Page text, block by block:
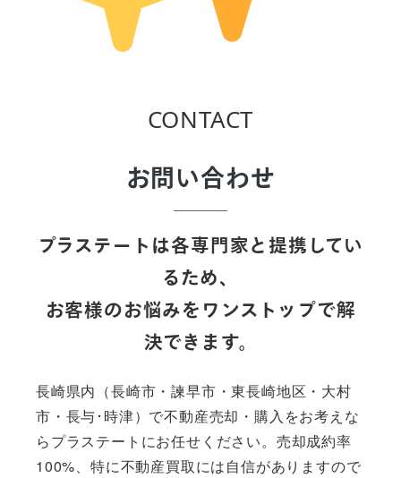
CONTACT
お問い合わせ
プラステートは各専門家と提携してい
るため、
お客様のお悩みをワンストップで解
決できます。
長崎県内（長崎市・諫早市・東長崎地区・大村
市・長与･時津）で不動産売却・購入をお考えな
らプラステートにお任せください。売却成約率
100%、特に不動産買取には自信がありますので